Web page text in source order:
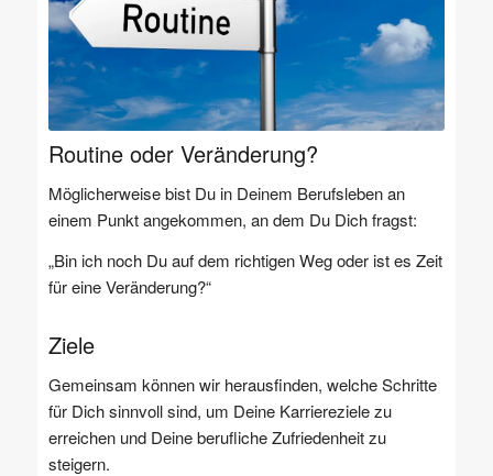
Routine oder Veränderung?
Möglicherweise bist Du in Deinem Berufsleben an
einem Punkt angekommen, an dem Du Dich fragst:
„Bin ich noch Du auf dem richtigen Weg oder ist es Zeit
für eine Veränderung?“
Ziele
Gemeinsam können wir herausfinden, welche Schritte
für Dich sinnvoll sind, um Deine Karriereziele zu
erreichen und Deine berufliche Zufriedenheit zu
steigern.